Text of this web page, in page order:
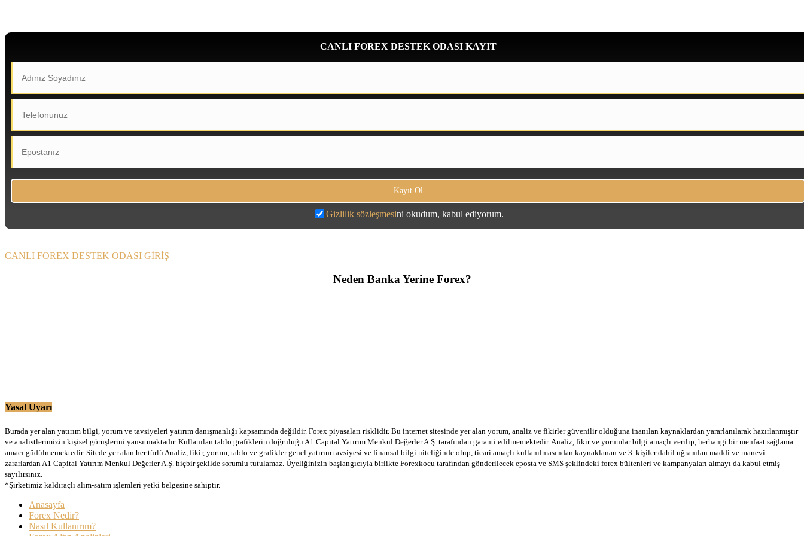
CANLI FOREX DESTEK ODASI KAYIT
Gizlilik sözleşmesini okudum, kabul ediyorum.
CANLI FOREX DESTEK ODASI GİRİŞ
Neden Banka Yerine Forex?
Yasal Uyarı
Burada yer alan yatırım bilgi, yorum ve tavsiyeleri yatırım danışmanlığı kapsamında değildir. Forex piyasaları risklidir. Bu internet sitesinde yer alan yorum, analiz ve fikirler güvenilir olduğuna inanılan kaynaklardan yararlanılarak hazırlanmıştır
ve analistlerimizin kişisel görüşlerini yansıtmaktadır. Kullanılan tablo grafiklerin doğruluğu A1 Capital Yatırım Menkul Değerler A.Ş. tarafından garanti edilmemektedir. Analiz, fikir ve yorumlar bilgi amaçlı verilip, herhangi bir menfaat sağlama
amacı güdülmemektedir. Sitede yer alan her türlü Analiz, fikir, yorum, tablo ve grafikler genel yatırım tavsiyesi ve finansal bilgi niteliğinde olup, ticari amaçlı kullanılmasından kaynaklanan ve 3. kişiler dahil uğranılan maddi ve manevi
zararlardan A1 Capital Yatırım Menkul Değerler A.Ş. hiçbir şekilde sorumlu tutulamaz. Üyeliğinizin başlangıcıyla birlikte Forexkocu tarafından gönderilecek eposta ve SMS şeklindeki forex bültenleri ve kampanyaları almayı da kabul etmiş
sayılırsınız.
*Şirketimiz kaldıraçlı alım-satım işlemleri yetki belgesine sahiptir.
Anasayfa
Forex Nedir?
Nasıl Kullanırım?